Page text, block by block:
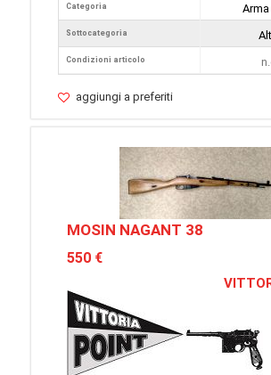
Categoria
Sottocategoria
Condizioni articolo
aggiungi a preferiti
MOSIN NAGANT 38
550 €